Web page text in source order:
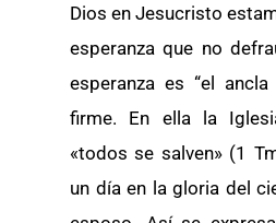
Dios en Jesucristo
esperanza que no
esperanza es “el
firme. En ella la
«todos se salven» (1
un día en la gloria del